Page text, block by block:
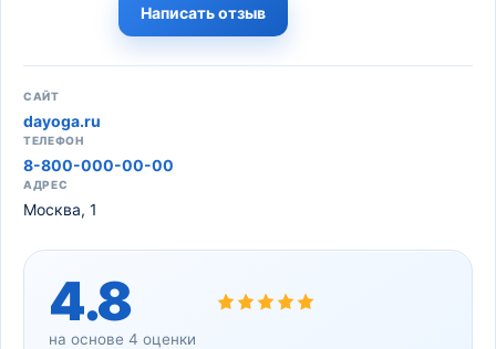
Написать отзыв
САЙТ
dayoga.ru
ТЕЛЕФОН
8-800-000-00-00
АДРЕС
Москва, 1
4.8
на основе 4 оценки